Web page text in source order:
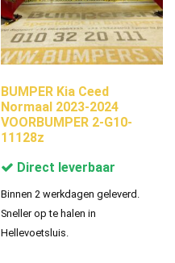
BUMPER Kia Ceed
Normaal 2023-2024
VOORBUMPER 2-G10-
11128z
Direct leverbaar
Binnen 2 werkdagen geleverd.
Sneller op te halen in
Hellevoetsluis.